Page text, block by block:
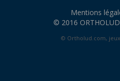
Mentions
© 2016
© Ortholud.com,